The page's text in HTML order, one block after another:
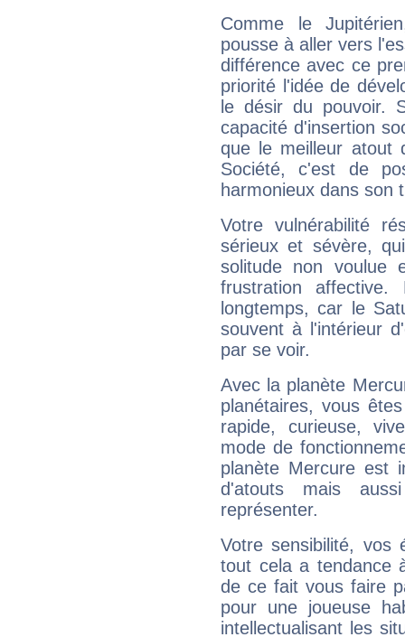
Comme le
pousse à aller vers
différence avec ce
priorité l'idée de
le désir du pouvoir.
capacité d'insertion
que le meilleur atout
Société, c'est de
harmonieux dans son
Votre vulnérabilité
sérieux et sévère,
solitude non voulue
frustration
longtemps, car le
souvent à l'intérieur
par se voir.
Avec la planète
planétaires, vous
rapide, curieuse,
mode de
planète Mercure est
d'atouts mais
représenter.
Votre sensibilité,
tout cela a tendance
de ce fait vous faire
pour une joueuse
intellectualisant les